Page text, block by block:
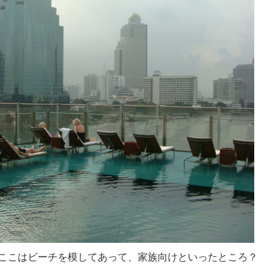
こはビーチを模してあって、家族向けといったところ？